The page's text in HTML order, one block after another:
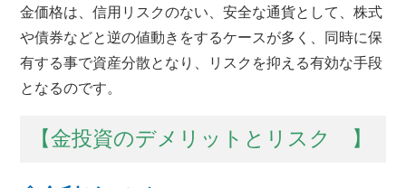
金価格は、信用リスクのない、安全な通貨として、株式
や債券などと逆の値動きをするケースが多く、同時に保
有する事で資産分散となり、リスクを抑える有効な手段
となるのです。
【金投資のデメリットとリスク 】